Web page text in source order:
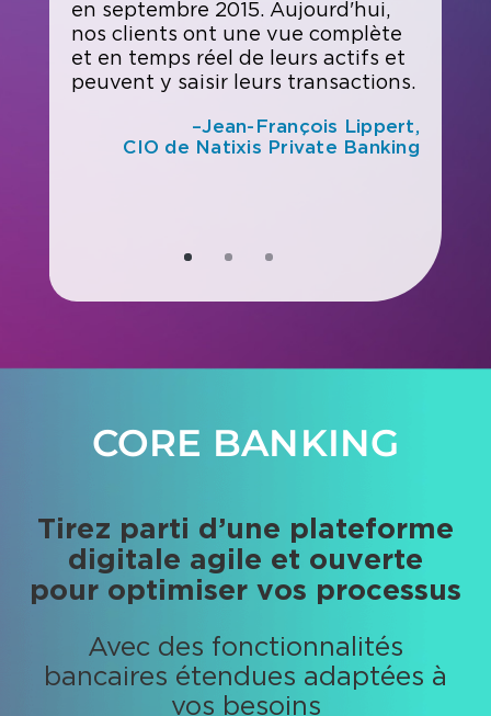
–Jean-François Lippert,
CIO de Natixis Private Banking
en septembre 2015. Aujourd'hui,
nos clients ont une vue complète
et en temps réel de leurs actifs et
peuvent y saisir leurs transactions.
GESTION DE
Obtenir en temps réel
l'évaluation et la
performance des positions et
des portefeuilles
Proposer des stratégies